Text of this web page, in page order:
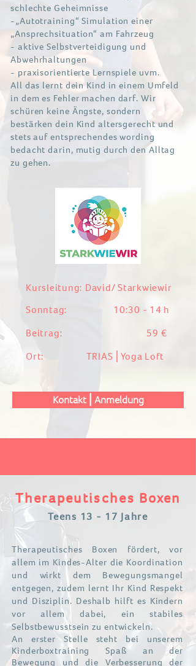
schlechte Geheimnisse
-„Autotraining“ Simulation einer
„Ansprechsituation“ am Fahrzeug
- aktive Selbstverteidigung und
Abwehrhaltungen
- praxisorientierte Lernspiele uvm.
All das lernt dein Kind in einem Umfeld
in dem es Fehler machen darf. Wir
schüren keine Ängste, sondern
bestärken dein Kind altersgerecht und
stets auf entsprechendes wording
bedacht darin, mutig durch den Alltag
zu gehen.
Kursleitung: David/ Starkwiewir
Sonntag: 10:30 - 14 h​
Beitrag: 59 €
Ort: TRIAS⎪Yoga Loft
Kontakt⎪Anmeldung
Therapeutisches Boxen
Teens 13 - 17 Jahre
Therapeutisches Boxen fördert, vor
allem im Kindes-Alter die Koordination
und wirkt dem Bewegungsmangel
entgegen, zudem lernt Ihr Kind Respekt
und Disziplin. Deshalb hilft es Kindern
vor allem dabei, ein stabiles
Selbstbewusstsein zu entwickeln.
An erster Stelle steht bei unserem
Kinderboxtraining Spaß an der
Bewegung und die Verbesserung der